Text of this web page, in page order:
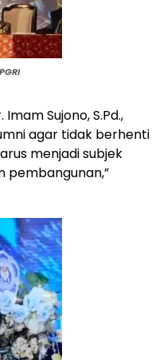
Sujono, S.Pd.,
agar tidak berhenti
menjadi subjek
pembangunan,”